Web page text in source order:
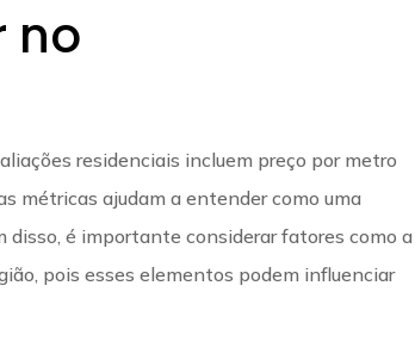
no
residenciais incluem preço por metro
métricas ajudam a entender como uma
disso, é importante considerar fatores como a
pois esses elementos podem influenciar